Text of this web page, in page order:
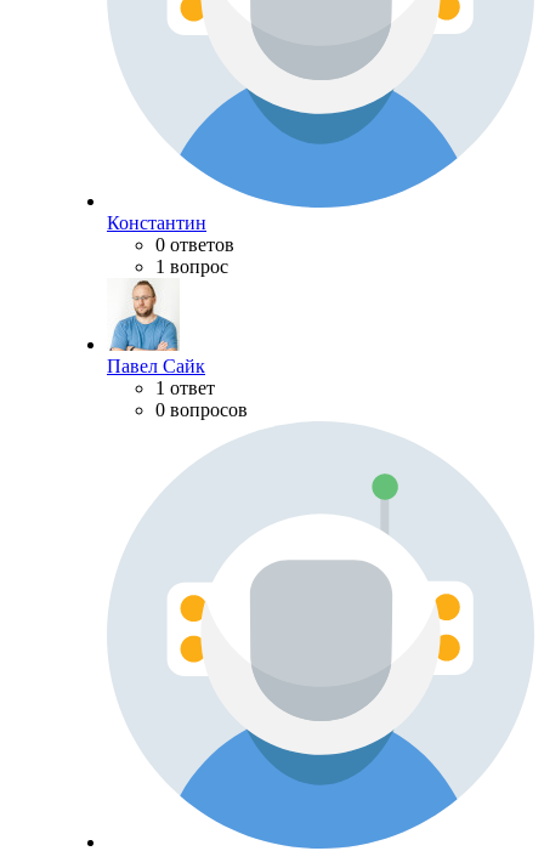
Константин
0 ответов
1 вопрос
Павел Сайк
1 ответ
0 вопросов